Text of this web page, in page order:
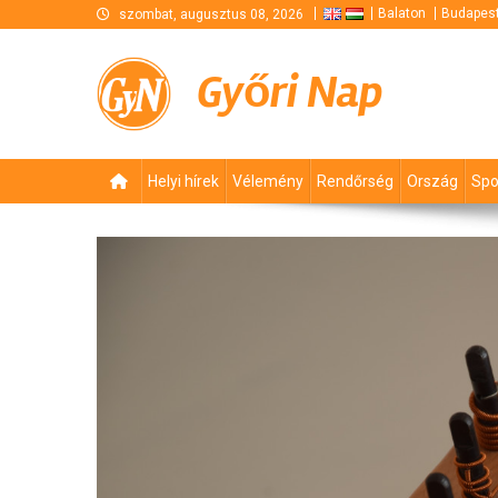
szombat, augusztus 08, 2026 Balaton
Győri Nap
Helyi hírek Vélemény Rendőrség Ország